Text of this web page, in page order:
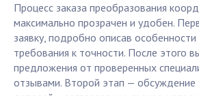
Процесс заказа преобразования
максимально прозрачен и удобен.
заявку, подробно описав
требования к точности. После этого
предложения от проверенных
отзывами. Второй этап — обсуждение